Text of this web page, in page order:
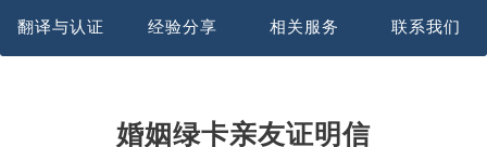
翻译与认证 经验分享 相关服务 联系我们
婚姻绿卡亲友证明信